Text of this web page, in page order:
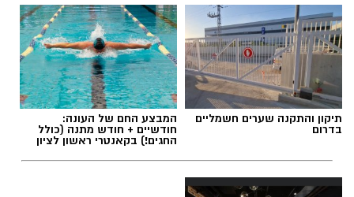
תיקון והתקנה שערים חשמליים
בדרום
המבצע החם של העונה:
חודשיים + חודש מתנה (כולל
החגים!) בקאנטרי ראשון לציון